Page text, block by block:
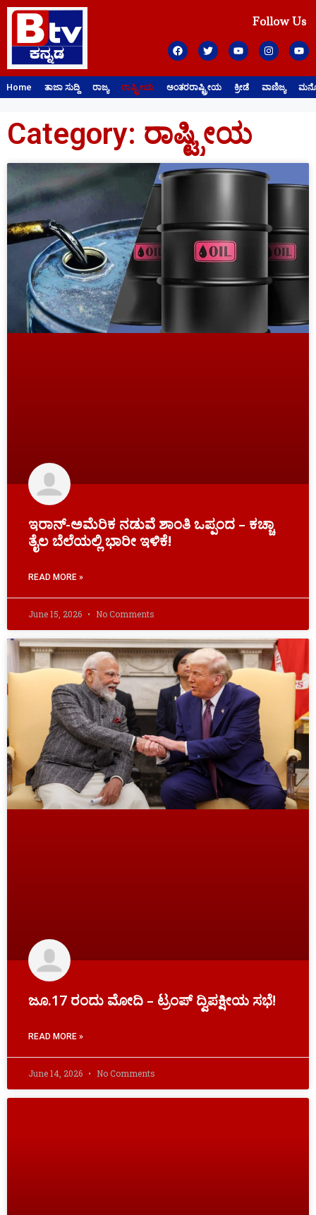
Follow Us
Home ತಾಜಾ ಸುದ್ದಿ ರಾಜ್ಯ ರಾಷ್ಟ್ರೀಯ ಅಂತರರಾಷ್ಟ್ರೀಯ ಕ್ರೀಡೆ ವಾಣಿಜ್ಯ
Category: ರಾಷ್ಟ್ರೀಯ
ಇರಾನ್-ಅಮೆರಿಕ ನಡುವೆ ಶಾಂತಿ ಒಪ್ಪಂದ – ಕಚ್ಚಾ
ತೈಲ ಬೆಲೆಯಲ್ಲಿ ಭಾರೀ ಇಳಿಕೆ!
READ MORE »
June 15, 2026 No Comments
ಜೂ.17 ರಂದು ಮೋದಿ – ಟ್ರಂಪ್‌ ದ್ವಿಪಕ್ಷೀಯ ಸಭೆ!
READ MORE »
June 14, 2026 No Comments